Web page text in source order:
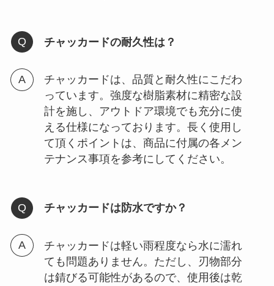
チャッカードの耐久性は？
チャッカードは、品質と耐久性にこだわ
っています。強度な樹脂素材に精密な設
計を施し、アウトドア環境でも充分に使
える仕様になっております。長く使用し
て頂くポイントは、商品に付属の各メン
テナンス事項を参考にしてください。
チャッカードは防水ですか？
チャッカードは軽い雨程度なら水に濡れ
ても問題ありません。ただし、刃物部分
は錆びる可能性があるので、使用後は乾